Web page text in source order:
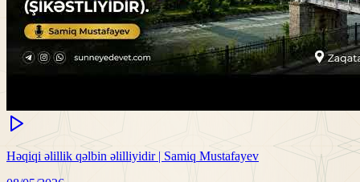
Həqiqi əlillik qəlbin əlilliyidir | Samiq Mustafayev